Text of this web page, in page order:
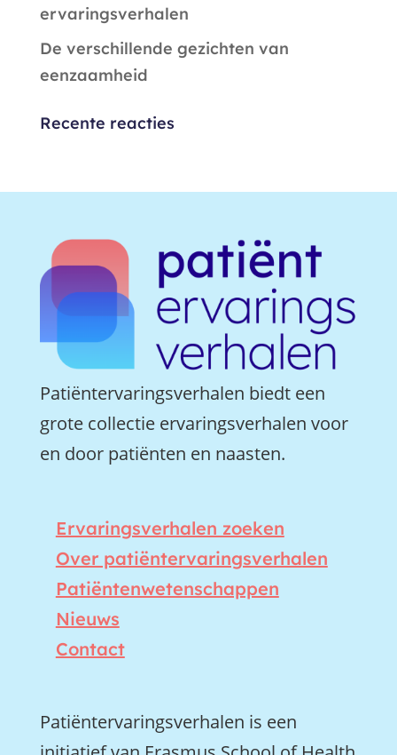
ervaringsverhalen
De verschillende gezichten van
eenzaamheid
Recente reacties
Patiëntervaringsverhalen biedt een
grote collectie ervaringsverhalen voor
en door patiënten en naasten.
Ervaringsverhalen zoeken
Over patiëntervaringsverhalen
Patiëntenwetenschappen
Nieuws
Contact
Patiëntervaringsverhalen is een